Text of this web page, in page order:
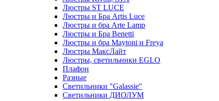
Люстры ST LUCE
Люстры и Бра Artis Luce
Люстры и бра Arte Lamp
Люстры и Бра Benetti
Люстры и бра Maytoni и Freya
Люстры МаксЛайт
Люстры, светильники EGLO
Плафон
Разные
Светильники "Galassie"
Светильники ДИОЛУМ